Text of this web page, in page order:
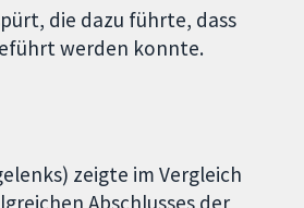
die dazu führte, dass
werden konnte.
zeigte im Vergleich
Abschlusses der